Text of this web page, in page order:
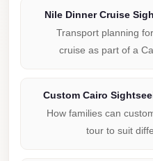
Nile Dinner Cruise
Transport planning
cruise as part of a
Custom Cairo
How families can
tour to suit